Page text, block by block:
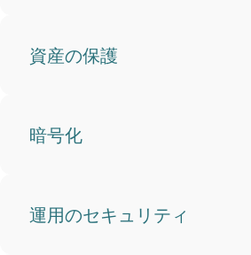
資産の保護
暗号化
運用のセキュリティ